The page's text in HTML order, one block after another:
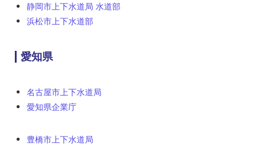
静岡市上下水道局 水道部
浜松市上下水道部
愛知県
名古屋市上下水道局
愛知県企業庁
豊橋市上下水道局